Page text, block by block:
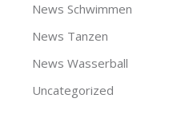
News Schwimmen
News Tanzen
News Wasserball
Uncategorized